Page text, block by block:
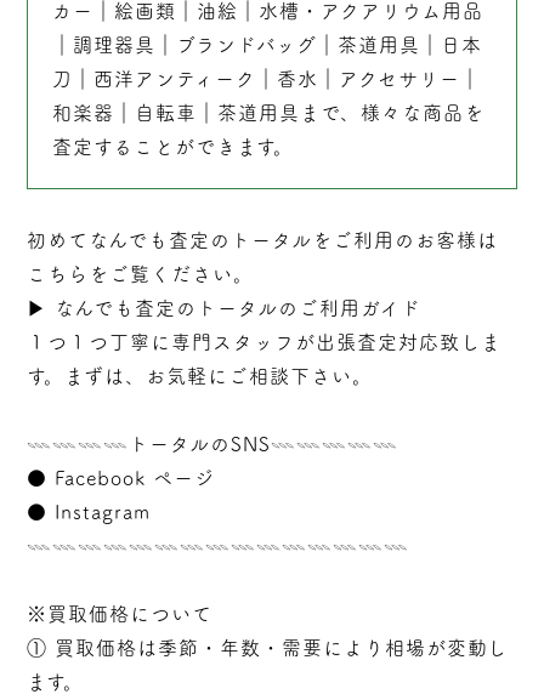
カー
絵画類 油絵
水槽・アクアリウム用品
調理器具 ブランドバッグ ｜茶道用具｜
日本
刀
西洋アンティーク 香水 アクセサリー
和楽器
自転車 茶道用具 まで、様々な商品を
査定することができます。
初めてなんでも査定のトータルをご利用のお客様は
こちらをご覧ください。
▶︎
なんでも査定のトータルのご利用ガイド
１つ１つ丁寧に専門スタッフが出張査定対応致しま
す。まずは、お気軽にご相談下さい。
𓇠𓇠𓇠𓇠トータルのSNS𓇠𓇠𓇠𓇠𓇠
● Facebook ページ
●
Instagram
𓇠𓇠𓇠𓇠𓇠𓇠𓇠𓇠𓇠𓇠𓇠𓇠𓇠𓇠𓇠
※買取価格について
① 買取価格は季節・年数・需要により相場が変動し
ます。